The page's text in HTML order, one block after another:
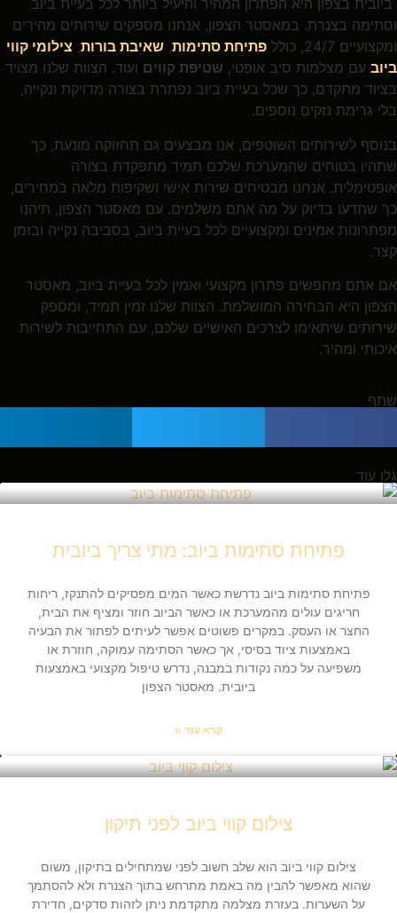
ביובית בצפון היא הפתרון המהיר והיעיל ביותר לכל בעיית ביוב
וסתימה בצנרת. במאסטר הצפון, אנחנו מספקים שירותים מהירים
ומקצועיים 24/7, כולל
פתיחת סתימות, שאיבת בורות, צילומי קווי
ביוב עם מצלמות סיב אופטי, שטיפת קווים ועוד. הצוות שלנו מצויד
בציוד מתקדם, כך שכל בעיית ביוב נפתרת בצורה מדויקת ונקייה,
בלי גרימת נזקים נוספים.
בנוסף לשירותים השוטפים, אנו מבצעים גם תחזוקה מונעת, כך
שתהיו בטוחים שהמערכת שלכם תמיד מתפקדת בצורה
אופטימלית. אנחנו מבטיחים שירות אישי ושקיפות מלאה במחירים,
כך שתדעו בדיוק על מה אתם משלמים. עם מאסטר הצפון, תיהנו
מפתרונות אמינים ומקצועיים לכל בעיית ביוב, בסביבה נקייה ובזמן
קצר.
אם אתם מחפשים פתרון מקצועי ואמין לכל בעיית ביוב, מאסטר
הצפון היא הבחירה המושלמת. הצוות שלנו זמין תמיד, ומספק
שירותים שיתאימו לצרכים האישיים שלכם, עם התחייבות לשירות
איכותי ומהיר.
שתף
גלו עוד
פתיחת סתימות ביוב: מתי צריך ביובית
פתיחת סתימות ביוב נדרשת כאשר המים מפסיקים להתנקז, ריחות
חריגים עולים מהמערכת או כאשר הביוב חוזר ומציף את הבית,
החצר או העסק. במקרים פשוטים אפשר לעיתים לפתור את הבעיה
באמצעות ציוד בסיסי, אך כאשר הסתימה עמוקה, חוזרת או
משפיעה על כמה נקודות במבנה, נדרש טיפול מקצועי באמצעות
ביובית. מאסטר הצפון
קרא עוד »
צילום קווי ביוב לפני תיקון
צילום קווי ביוב הוא שלב חשוב לפני שמתחילים בתיקון, משום
שהוא מאפשר להבין מה באמת מתרחש בתוך הצנרת ולא להסתמך
על השערות. בעזרת מצלמה מתקדמת ניתן לזהות סדקים, חדירת